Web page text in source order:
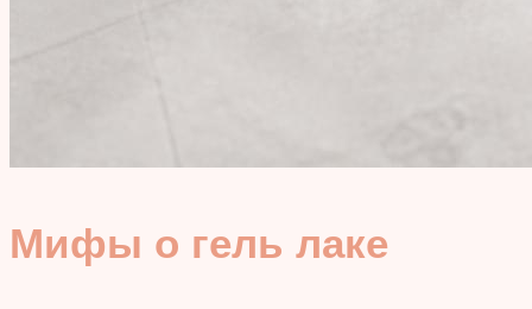
Мифы о гель лаке